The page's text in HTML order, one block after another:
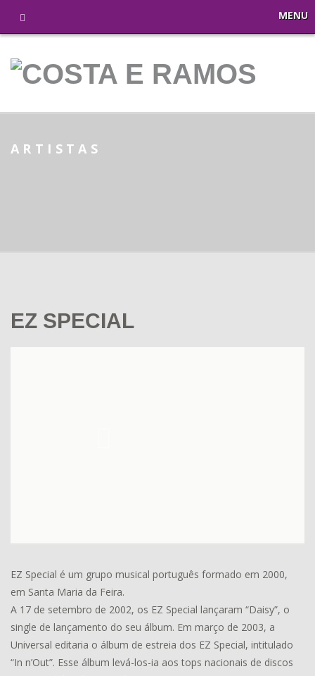
MENU
ARTISTAS
EZ SPECIAL
EZ Special é um grupo musical português formado em 2000,
em Santa Maria da Feira.
A 17 de setembro de 2002, os EZ Special lançaram “Daisy”, o
single de lançamento do seu álbum. Em março de 2003, a
Universal editaria o álbum de estreia dos EZ Special, intitulado
“In n’Out”. Esse álbum levá-los-ia aos tops nacionais de discos